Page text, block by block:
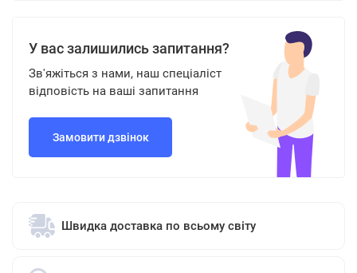
У вас залишились запитання?
Зв'яжіться з нами, наш спеціаліст
відповість на ваші запитання
Замовити дзвінок
Швидка доставка по всьому світу